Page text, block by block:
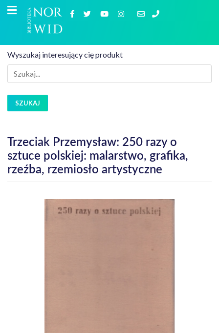
Wyszukaj interesujący cię produkt
SZUKAJ
Trzeciak Przemysław: 250 razy o
sztuce polskiej: malarstwo, grafika,
rzeźba, rzemiosło artystyczne